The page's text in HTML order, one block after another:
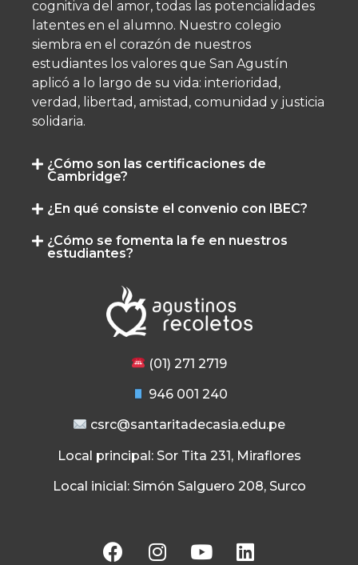
cognitiva del amor, todas las potencialidades
latentes en el alumno.​ Nuestro colegio
siembra en el corazón de nuestros
estudiantes los valores que San Agustín
aplicó a lo largo de su vida: interioridad,
verdad, libertad, amistad, comunidad y justicia
solidaria.
¿Cómo son las certificaciones de
Cambridge?
¿En qué consiste el convenio con IBEC?
¿Cómo se fomenta la fe en nuestros
estudiantes?
(01) 271 2719
946 001 240
csrc@santaritadecasia.edu.pe
Local principal: Sor Tita 231, Miraflores
Local inicial: Simón Salguero 208, Surco